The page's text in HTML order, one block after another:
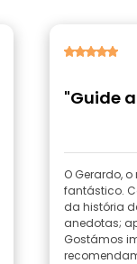
"Guide
O Gerardo,
fantástico.
da história
anedotas;
Gostámos